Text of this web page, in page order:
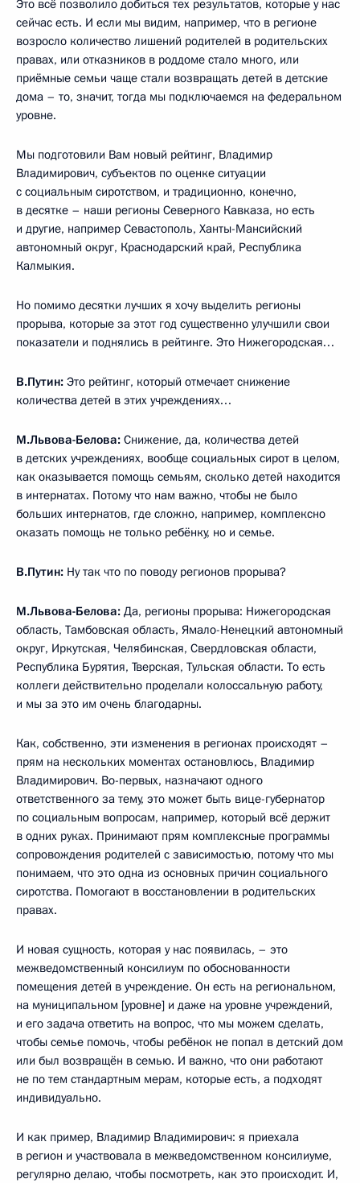
Это всё позволило добиться тех результатов, которые у нас
сейчас есть. И если мы видим, например, что в регионе
возросло количество лишений родителей в родительских
правах, или отказников в роддоме стало много, или
приёмные семьи чаще стали возвращать детей в детские
дома – то, значит, тогда мы подключаемся на федеральном
уровне.
Мы подготовили Вам новый рейтинг, Владимир
Владимирович, субъектов по оценке ситуации
с социальным сиротством, и традиционно, конечно,
в десятке – наши регионы Северного Кавказа, но есть
и другие, например Севастополь, Ханты-Мансийский
автономный округ, Краснодарский край, Республика
Калмыкия.
Но помимо десятки лучших я хочу выделить регионы
прорыва, которые за этот год существенно улучшили свои
показатели и поднялись в рейтинге. Это Нижегородская…
В.Путин: Это рейтинг, который отмечает снижение
количества детей в этих учреждениях…
М.Львова-Белова: Снижение, да, количества детей
в детских учреждениях, вообще социальных сирот в целом,
как оказывается помощь семьям, сколько детей находится
в интернатах. Потому что нам важно, чтобы не было
больших интернатов, где сложно, например, комплексно
оказать помощь не только ребёнку, но и семье.
В.Путин: Ну так что по поводу регионов прорыва?
М.Львова-Белова: Да, регионы прорыва: Нижегородская
область, Тамбовская область, Ямало-Ненецкий автономный
округ, Иркутская, Челябинская, Свердловская области,
Республика Бурятия, Тверская, Тульская области. То есть
коллеги действительно проделали колоссальную работу,
и мы за это им очень благодарны.
Как, собственно, эти изменения в регионах происходят –
прям на нескольких моментах остановлюсь, Владимир
Владимирович. Во-первых, назначают одного
ответственного за тему, это может быть вице-губернатор
по социальным вопросам, например, который всё держит
в одних руках. Принимают прям комплексные программы
сопровождения родителей с зависимостью, потому что мы
понимаем, что это одна из основных причин социального
сиротства. Помогают в восстановлении в родительских
правах.
И новая сущность, которая у нас появилась, – это
межведомственный консилиум по обоснованности
помещения детей в учреждение. Он есть на региональном,
на муниципальном [уровне] и даже на уровне учреждений,
и его задача ответить на вопрос, что мы можем сделать,
чтобы семье помочь, чтобы ребёнок не попал в детский дом
или был возвращён в семью. И важно, что они работают
не по тем стандартным мерам, которые есть, а подходят
индивидуально.
И как пример, Владимир Владимирович: я приехала
в регион и участвовала в межведомственном консилиуме,
регулярно делаю, чтобы посмотреть, как это происходит. И,